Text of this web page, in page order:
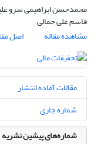
محمدحسن ابراهیمی سرو
قاسم علی جمالی
مشاهده مقاله
اصل
مقالات آماده انتشار
شماره جاری
شماره‌های پیشین نشریه